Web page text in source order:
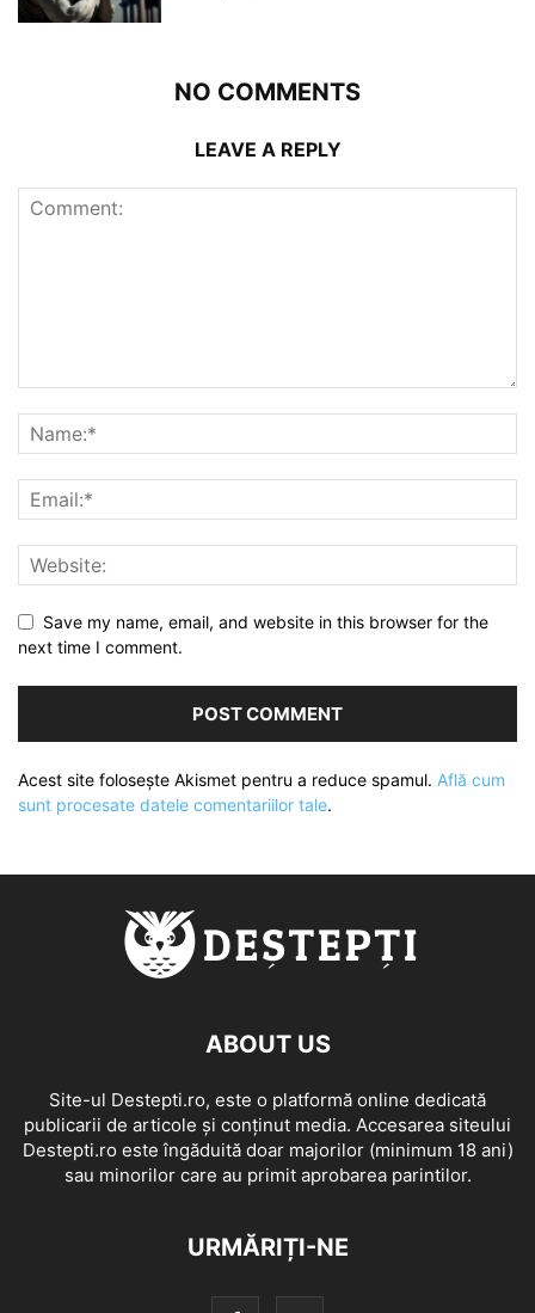
NO COMMENTS
LEAVE A REPLY
Save my name, email, and website in this browser for the
next time I comment.
Acest site folosește Akismet pentru a reduce spamul. Află cum
sunt procesate datele comentariilor tale.
ABOUT US
Site-ul Destepti.ro, este o platformă online dedicată
publicarii de articole și conținut media. Accesarea siteului
Destepti.ro este îngăduită doar majorilor (minimum 18 ani)
sau minorilor care au primit aprobarea parintilor.
URMĂRIȚI-NE